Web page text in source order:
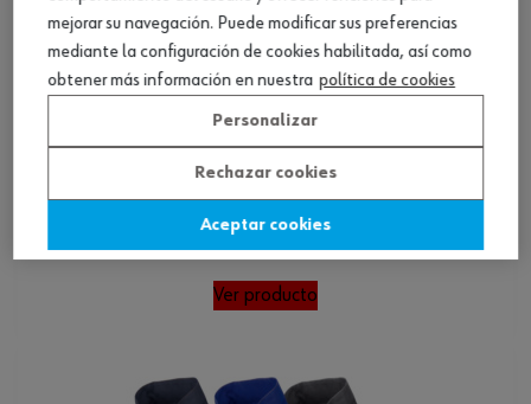
Chaqueta de trabajo, otros
Ver producto
mejorar su navegación. Puede modificar sus preferencias
mediante la configuración de cookies habilitada, así como
obtener más información en nuestra política de cookies
Personalizar
Rechazar cookies
Aceptar cookies